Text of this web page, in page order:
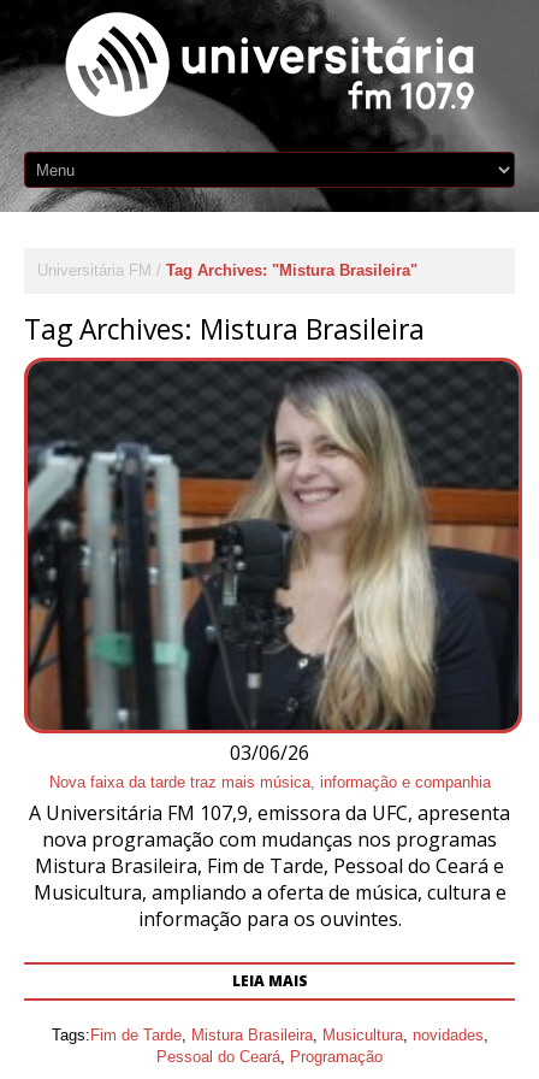
Universitária FM Tag Archives: "Mistura Brasileira"
Tag Archives: Mistura Brasileira
03/06/26
Nova faixa da tarde traz mais música, informação e companhia
A Universitária FM 107,9, emissora da UFC, apresenta
nova programação com mudanças nos programas
Mistura Brasileira, Fim de Tarde, Pessoal do Ceará e
Musicultura, ampliando a oferta de música, cultura e
informação para os ouvintes.
LEIA MAIS
Tags:Fim de Tarde, Mistura Brasileira, Musicultura, novidades
Pessoal do Ceará Programação